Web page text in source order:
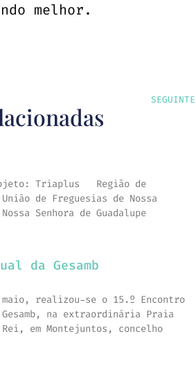
melhor.
SEGUINTE
Triaplus Região de
de Freguesias de Nossa
Senhora de Guadalupe
da Gesamb
maio, realizou-se o 15.º Encontro
na extraordinária Praia
em Montejuntos, concelho